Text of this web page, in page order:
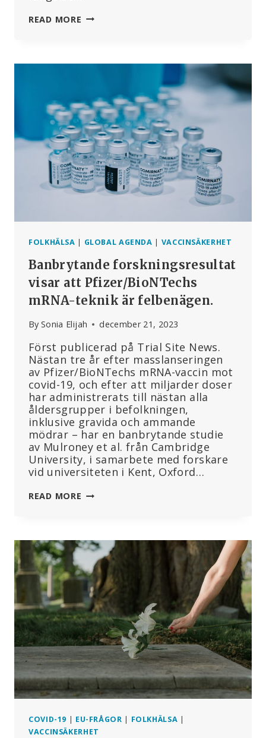
READ MORE FRANKRIKES
KRITIKER
FOLKHÄLSA | GLOBAL AGENDA | VACCINSÄKERHET
Banbrytande forskningsresultat
visar att Pfizer/BioNTechs
mRNA-teknik är felbenägen.
By Sonia Elijah december 21, 2023
Först publicerad på Trial Site News.
Nästan tre år efter masslanseringen
av Pfizer/BioNTechs mRNA-vaccin mot
covid-19, och efter att miljarder doser
har administrerats till nästan alla
åldersgrupper i befolkningen,
inklusive gravida och ammande
mödrar – har en banbrytande studie
av Mulroney et al. från Cambridge
University, i samarbete med forskare
vid universiteten i Kent, Oxford…
READ MORE BANBRYTANDE
PFIZER/BIONTECHS
MRNA-
TEKNIK
ÄR
FELBENÄGEN.
COVID-19 | EU-FRÅGOR | FOLKHÄLSA |
VACCINSÄKERHET